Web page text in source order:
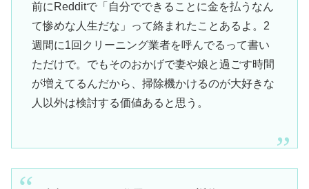
前にRedditで「自分でできることに金を払うなん
て惨めな人生だな」って絡まれたことあるよ。2
週間に1回クリーニング業者を呼んでるって書い
ただけで。でもそのおかげで妻や娘と過ごす時間
が増えてるんだから、掃除機かけるのが大好きな
人以外は検討する価値あると思う。